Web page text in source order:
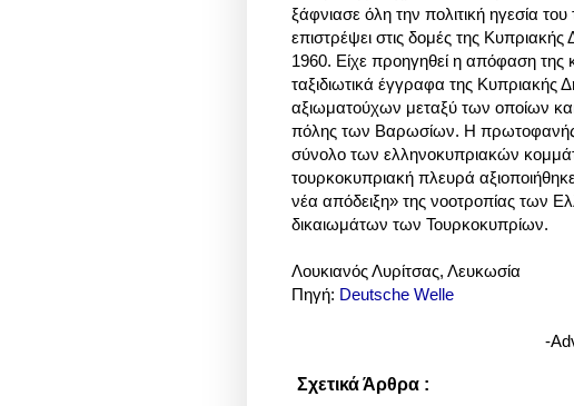
ξάφνιασε όλη την πολιτική ηγεσία
επιστρέψει στις δομές της
1960. Είχε προηγηθεί η απόφαση της
ταξιδιωτικά έγγραφα της
αξιωματούχων μεταξύ των οποίων και
πόλης των Βαρωσίων. Η πρωτοφανής
σύνολο των ελληνοκυπριακών
τουρκοκυπριακή πλευρά
νέα απόδειξη» της νοοτροπίας των
δικαιωμάτων των Τουρκοκυπρίων.
Λουκιανός Λυρίτσας, Λευκωσία
Πηγή: Deutsche Welle
-
Σχετικά Άρθρα :